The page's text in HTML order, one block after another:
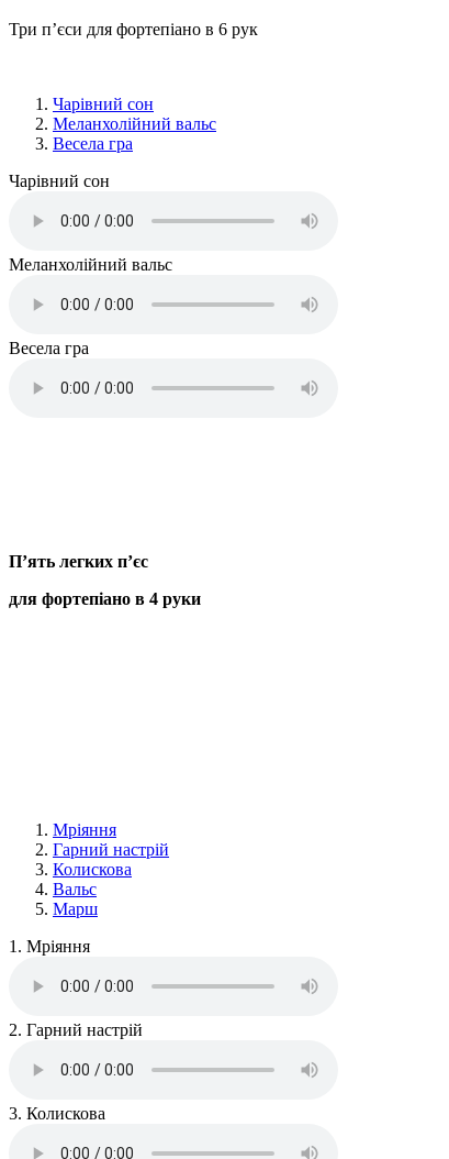
Три п’єси для фортепіано в 6 рук
Чарівний сон
Меланхолійний вальс
Весела гра
Чарівний сон
Меланхолійний вальс
Весела гра
П’ять легких п’єс
для фортепіано в 4 руки
Мріяння
Гарний настрій
Колискова
Вальс
Марш
1. Мріяння
2. Гарний настрій
3. Колискова